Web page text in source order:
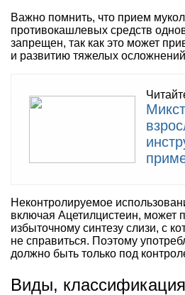
Важно помнить, что прием
противокашлевых средств
запрещен, так как это может
и развитию тяжелых
Неконтролируемое
включая Ацетилцистеин, может
избыточному синтезу слизи, с
не справиться. Поэтому
должно быть только под
Виды, классификация